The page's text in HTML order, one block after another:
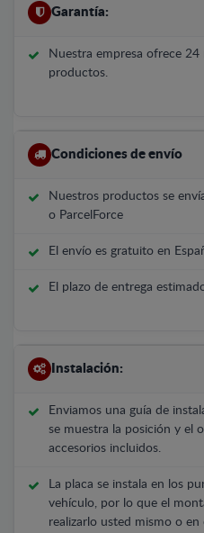
Garantía:
Nuestra empresa ofrece 24
productos.
Condiciones de envío
Nuestros productos se
o ParcelForce
El envío es gratuito en
El plazo de entrega
Instalación:
Enviamos una guía de
se muestra la posición y el
accesorios incluidos.
La placa se instala en los
vehículo, por lo que el
realizarlo usted mismo o en